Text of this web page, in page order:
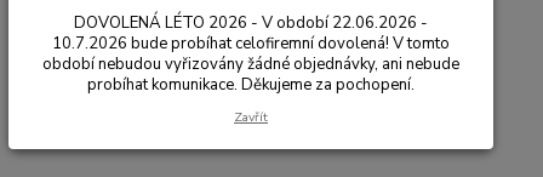
Zenfone Zoom S
DOVOLENÁ LÉTO 2026 - V období 22.06.2026 -
10.7.2026 bude probíhat celofiremní dovolená! V tomto
období nebudou vyřizovány žádné objednávky, ani nebude
probíhat komunikace. Děkujeme za pochopení.
Zavřít